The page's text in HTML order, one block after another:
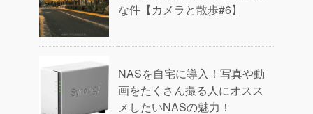
な件【カメラと散歩#6】
NASを自宅に導入！写真や動
画をたくさん撮る人にオスス
メしたいNASの魅力！